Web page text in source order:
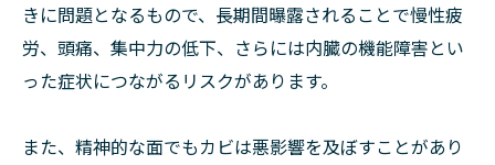
きに問題となるもので、長期間曝露されることで慢性疲
労、頭痛、集中力の低下、さらには内臓の機能障害とい
った症状につながるリスクがあります。
また、精神的な面でもカビは悪影響を及ぼすことがあり